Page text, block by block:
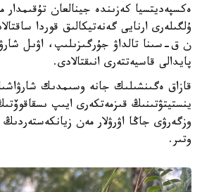
ەكسپەديتسيا كەزىندە جينالعان
ۇلگىلەرى ارنايى گەنەتيكالىق قوردا
ن ق-سىنا تالداۋ جۇرگىزىلىپ، اۋىل
پايدالى قاسيەتتەرى انىقتالادى.
قازاق ەگىنشىلىك جانە وسىمدىك
ينستيتۋتىنىڭ قىزمەتكەرى ايىپ
وزگەرۋى جاڭا اۋرۋلار مەن
وتىر.